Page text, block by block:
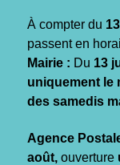
À compter du
passent en
Mairie : Du 13
uniquement le
des samedis
Agence
août, ouverture